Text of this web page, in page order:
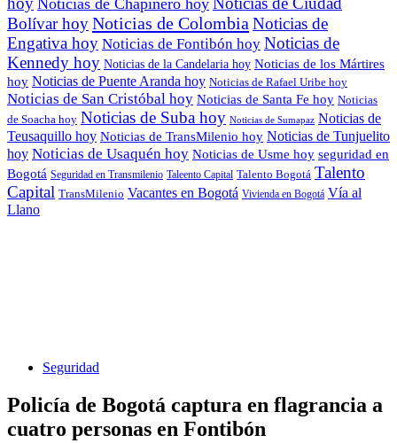
Noticias de Chapinero hoy
Bolívar hoyNoticias de Colombia Noticias de
Engativa hoy Noticias de Fontibón hoy Noticias de
Kennedy hoy Noticias de la Candelaria hoy Noticias de los Mártires
hoy Noticias de Puente Aranda hoy Noticias de Rafael Uribe hoy
Noticias de San Cristóbal hoy Noticias de Santa Fe hoy Noticias
de Soacha hoy Noticias de Suba hoy Noticias de Sumapaz Noticias de
Teusaquillo hoy Noticias de TransMilenio hoy Noticias de Tunjuelito
hoy Noticias de Usaquén hoy Noticias de Usme hoy seguridad en
Bogotá Seguridad en Transmilenio Taleento Capital Talento Bogotá Talento
Capital TransMilenio Vacantes en Bogotá Vivienda en Bogotá Vía al
Llano
Seguridad
Policía de Bogotá captura en flagrancia a
cuatro personas en Fontibón